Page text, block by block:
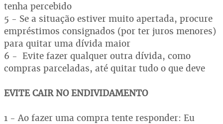
tenha percebido
5 - Se a situação estiver muito apertada, procure
empréstimos consignados (por ter juros menores)
para quitar uma dívida maior
6 - Evite fazer qualquer outra dívida, como
compras parceladas, até quitar tudo o que deve
EVITE CAIR NO ENDIVIDAMENTO
1 - Ao fazer uma compra tente responder: Eu